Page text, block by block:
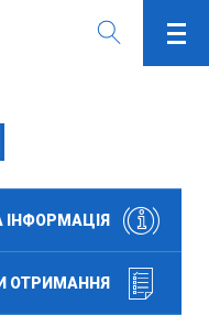
ІНФОРМАЦІЯ
ОТРИМАННЯ